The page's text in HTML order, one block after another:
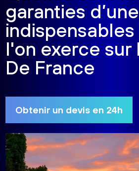
garanties d’une
l'on exerce sur
De France
Obtenir un devis en 24h